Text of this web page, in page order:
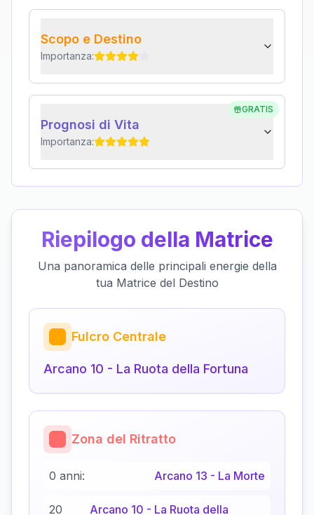
Scopo e Destino
Importanza:
GRATIS
Prognosi di Vita
Importanza:
Riepilogo della Matrice
Una panoramica delle principali energie della
tua Matrice del Destino
Fulcro Centrale
Arcano 10 - La Ruota della Fortuna
Zona del Ritratto
0 anni: Arcano 13 - La Morte
20
Arcano 10 - La Ruota della